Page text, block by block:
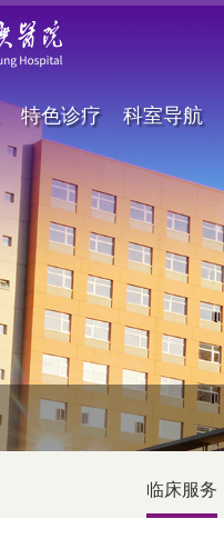
特色诊疗 科室导航
临床服务